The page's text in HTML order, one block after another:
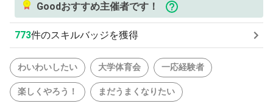
Goodおすすめ主催者です！
773件のスキルバッジを獲得
わいわいしたい 大学体育会 一応経験者
楽しくやろう！ まだうまくなりたい